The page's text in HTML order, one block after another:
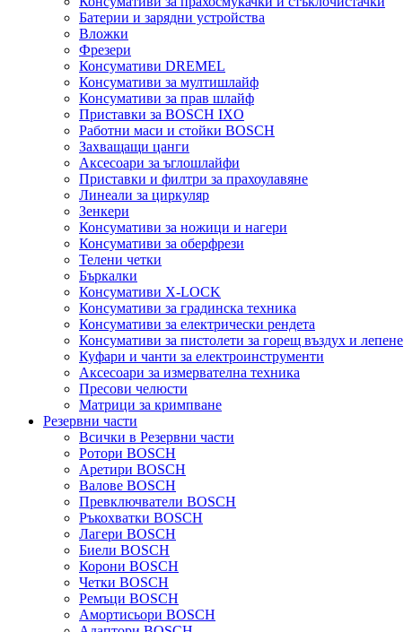
Батерии и зарядни устройства
Вложки
Фрезери
Консумативи DREMEL
Консумативи за мултишлайф
Консумативи за прав шлайф
Приставки за BOSCH IXO
Работни маси и стойки BOSCH
Захващащи цанги
Аксесоари за ъглошлайфи
Приставки и филтри за прахоулавяне
Линеали за циркуляр
Зенкери
Консумативи за ножици и нагери
Консумативи за оберфрези
Телени четки
Бъркалки
Консумативи X-LOCK
Консумативи за градинска техника
Консумативи за електрически рендета
Консумативи за пистолети за горещ въздух и лепене
Куфари и чанти за електроинструменти
Аксесоари за измервателна техника
Пресови челюсти
Матрици за кримпване
Резервни части
Всички в Резервни части
Ротори BOSCH
Аретири BOSCH
Валове BOSCH
Превключватели BOSCH
Ръкохватки BOSCH
Лагери BOSCH
Биели BOSCH
Корони BOSCH
Четки BOSCH
Ремъци BOSCH
Амортисьори BOSCH